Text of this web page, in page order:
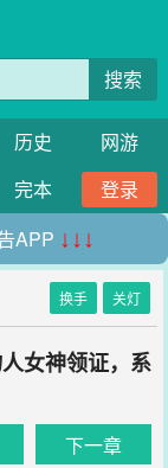
搜索
历史
网游
完本
登录
APP ↓↓↓
换手 关灯
女神领证，系
下一章